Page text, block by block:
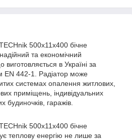
500х11х400 бічне
та економічний
в Україні за
EN 442-1. Радіатор може
системах опалення житлових,
приміщень, індивідуальних
будиночків, гаражів.
500х11х400 бічне
теплову енергію не лише за